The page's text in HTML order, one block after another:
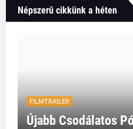
Népszerű cikkünk a héten
FILMTRAILER
Újabb Csodálatos